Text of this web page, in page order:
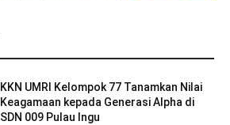
KKN UMRI Kelompok 77 Tanamkan Nilai
Keagamaan kepada Generasi Alpha di
SDN 009 Pulau Ingu